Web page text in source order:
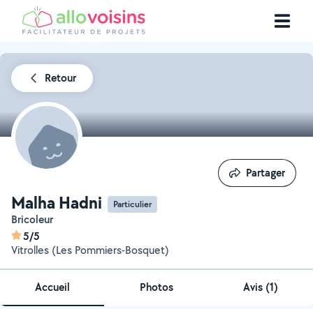
Retour
Malha Hadni Particulier
Bricoleur
5/5
Vitrolles (Les Pommiers-Bosquet)
Partager
Partager
Accueil Photos Avis (1)